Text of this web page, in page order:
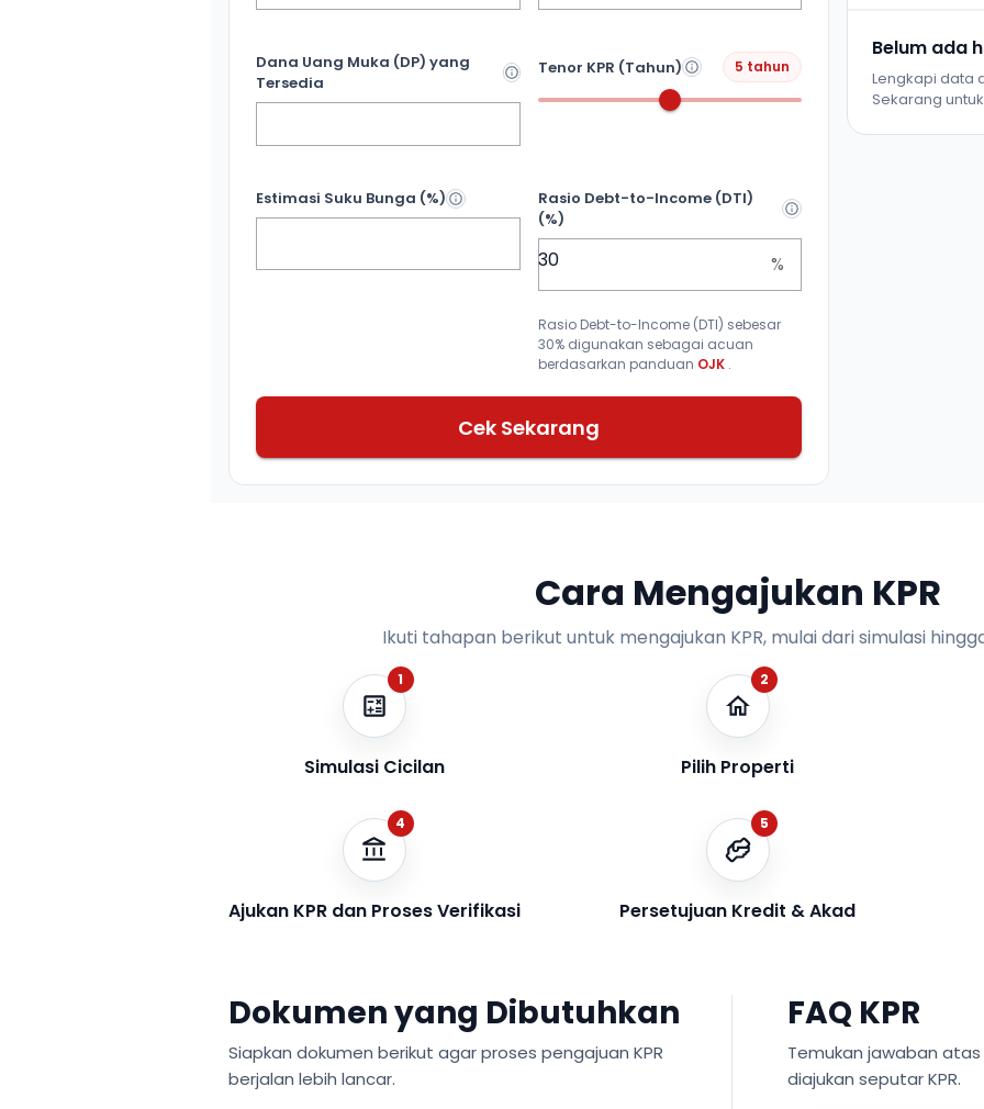
Dana Uang Muka (DP) yang
Tersedia
Tenor KPR (Tahun) 5 tahun
Estimasi Suku Bunga (%)
Rasio Debt-to-Income (DTI)
(%)
%
Rasio Debt-to-Income (DTI) sebesar
30% digunakan sebagai acuan
berdasarkan panduan OJK .
Cek Sekarang
Belum ada
Lengkapi data
Sekarang
Cara Mengajukan KPR
Ikuti tahapan berikut untuk mengajukan KPR, mulai dari simulasi
1
Simulasi Cicilan
2
Pilih Properti
4
Ajukan KPR dan Proses Verifikasi
5
Persetujuan Kredit & Akad
Dokumen yang Dibutuhkan
Siapkan dokumen berikut agar proses pengajuan KPR
berjalan lebih lancar.
FAQ KPR
Temukan jawaban
diajukan seputar KPR.